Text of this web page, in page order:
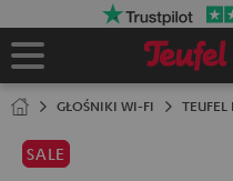
Strona
GŁOŚNIKI WI-FI
SALE